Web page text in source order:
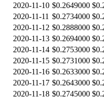
2020-11-10 $0.2649000
2020-11-11 $0.2734000
2020-11-12 $0.2888000
2020-11-13 $0.2694000
2020-11-14 $0.2753000
2020-11-15 $0.2731000
2020-11-16 $0.2633000
2020-11-17 $0.2643000
2020-11-18 $0.2745000